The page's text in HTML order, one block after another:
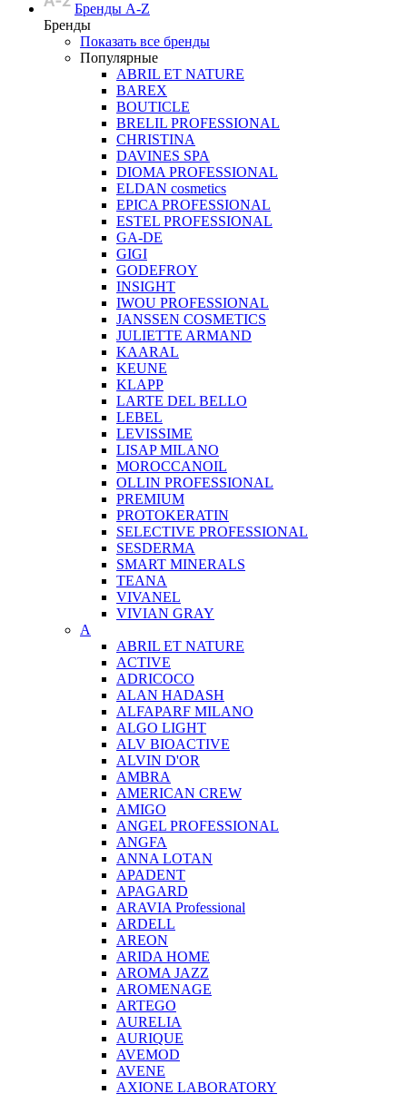
Бренды A-Z
Бренды
Показать все бренды
Популярные
ABRIL ET NATURE
BAREX
BOUTICLE
BRELIL PROFESSIONAL
CHRISTINA
DAVINES SPA
DIOMA PROFESSIONAL
ELDAN cosmetics
EPICA PROFESSIONAL
ESTEL PROFESSIONAL
GA-DE
GIGI
GODEFROY
INSIGHT
IWOU PROFESSIONAL
JANSSEN COSMETICS
JULIETTE ARMAND
KAARAL
KEUNE
KLAPP
LARTE DEL BELLO
LEBEL
LEVISSIME
LISAP MILANO
MOROCCANOIL
OLLIN PROFESSIONAL
PREMIUM
PROTOKERATIN
SELECTIVE PROFESSIONAL
SESDERMA
SMART MINERALS
TEANA
VIVANEL
VIVIAN GRAY
A
ABRIL ET NATURE
ACTIVE
ADRICOCO
ALAN HADASH
ALFAPARF MILANO
ALGO LIGHT
ALV BIOACTIVE
ALVIN D'OR
AMBRA
AMERICAN CREW
AMIGO
ANGEL PROFESSIONAL
ANGFA
ANNA LOTAN
APADENT
APAGARD
ARAVIA Professional
ARDELL
AREON
ARIDA HOME
AROMA JAZZ
AROMENAGE
ARTEGO
AURELIA
AURIQUE
AVEMOD
AVENE
AXIONE LABORATORY